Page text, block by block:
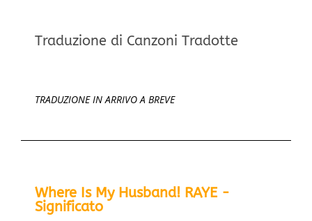
Traduzione di Canzoni Tradotte
TRADUZIONE IN ARRIVO A BREVE
Where Is My Husband! RAYE -
Significato